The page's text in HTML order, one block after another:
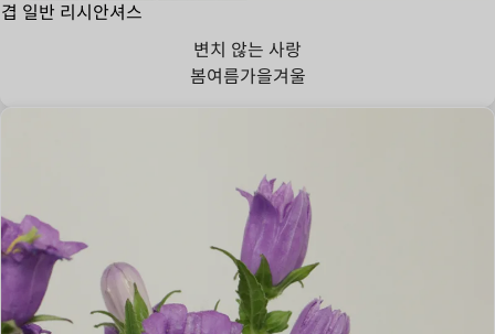
겹 일반 리시안셔스
변치 않는 사랑
봄여름가을겨울